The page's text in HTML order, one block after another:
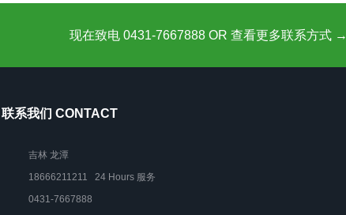
现在致电 0431-7667888 OR 查看更多联系方式 →
联系我们 CONTACT
吉林 龙潭
18666211211 24 Hours 服务
0431-7667888